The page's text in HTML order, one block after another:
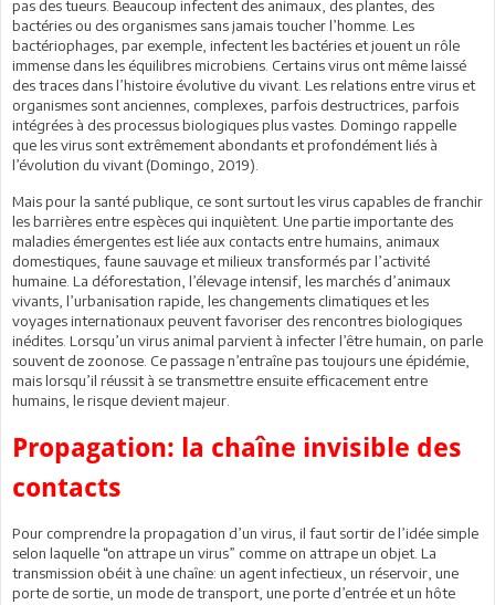
pas des tueurs. Beaucoup infectent des animaux, des plantes, des
bactéries ou des organismes sans jamais toucher l’homme. Les
bactériophages, par exemple, infectent les bactéries et jouent un rôle
immense dans les équilibres microbiens. Certains virus ont même laissé
des traces dans l’histoire évolutive du vivant. Les relations entre virus et
organismes sont anciennes, complexes, parfois destructrices, parfois
intégrées à des processus biologiques plus vastes. Domingo rappelle
que les virus sont extrêmement abondants et profondément liés à
l’évolution du vivant (Domingo, 2019).
Mais pour la santé publique, ce sont surtout les virus capables de franchir
les barrières entre espèces qui inquiètent. Une partie importante des
maladies émergentes est liée aux contacts entre humains, animaux
domestiques, faune sauvage et milieux transformés par l’activité
humaine. La déforestation, l’élevage intensif, les marchés d’animaux
vivants, l’urbanisation rapide, les changements climatiques et les
voyages internationaux peuvent favoriser des rencontres biologiques
inédites. Lorsqu’un virus animal parvient à infecter l’être humain, on parle
souvent de zoonose. Ce passage n’entraîne pas toujours une épidémie,
mais lorsqu’il réussit à se transmettre ensuite efficacement entre
humains, le risque devient majeur.
Propagation: la chaîne invisible des
contacts
Pour comprendre la propagation d’un virus, il faut sortir de l’idée simple
selon laquelle “on attrape un virus” comme on attrape un objet. La
transmission obéit à une chaîne: un agent infectieux, un réservoir, une
porte de sortie, un mode de transport, une porte d’entrée et un hôte